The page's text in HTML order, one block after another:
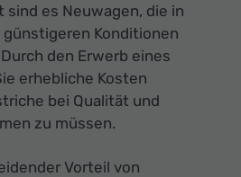
sind es Neuwagen, die in
Konditionen
den Erwerb eines
erhebliche Kosten
bei Qualität und
zu müssen.
Vorteil von